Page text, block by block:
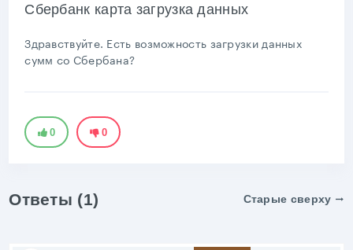
Сбербанк карта загрузка данных
Здравствуйте. Есть возможность загрузки данных
сумм со Сбербана?
0 0
Ответы (1) Старые сверху